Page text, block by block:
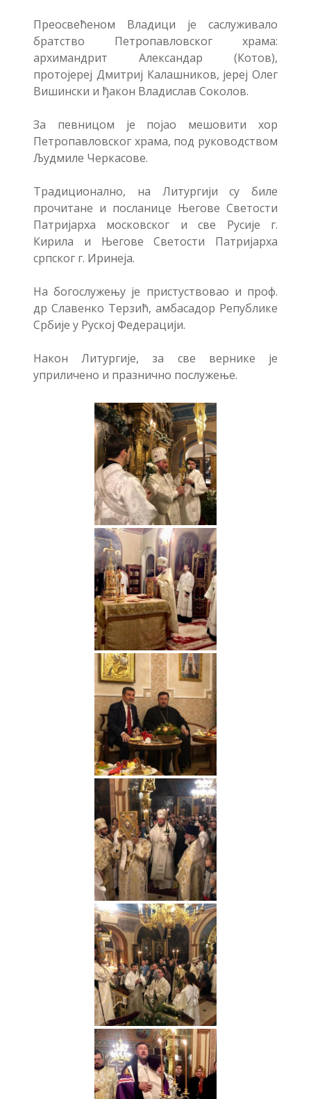
Преосвећеном Владици је саслуживало
братство Петропавловског храма:
архимандрит Александар (Котов),
протојереј Дмитриј Калашников, јереј Олег
Вишински и ђакон Владислав Соколов.
За певницом је појао мешовити хор
Петропавловског храма, под руководством
Људмиле Черкасове.
Традиционално, на Литургији су биле
прочитане и посланице Његове Светости
Патријарха московског и све Русије г.
Кирила и Његове Светости Патријарха
српског г. Иринеја.
На богослужењу је пристуствовао и проф.
др Славенко Терзић, амбасадор Републике
Србије у Руској Федерацији.
Након Литургије, за све вернике је
уприличено и празнично послужење.